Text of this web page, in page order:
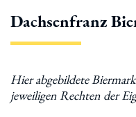
Dachsenfranz